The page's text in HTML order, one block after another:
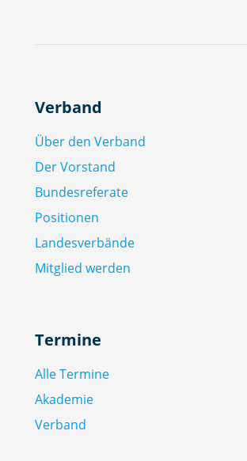
Verband
Über den Verband
Der Vorstand
Bundesreferate
Positionen
Landesverbände
Mitglied werden
Termine
Alle Termine
Akademie
Verband